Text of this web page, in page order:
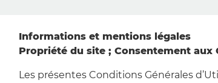
Informations et mentions légales
Propriété du site ; Consentement aux
Les présentes Conditions Générales